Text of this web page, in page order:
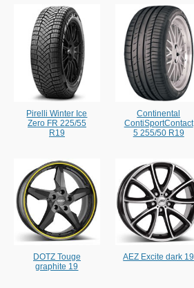
Pirelli Winter Ice
Zero FR 225/55
R19
Continental
ContiSportContact
5 255/50 R19
DOTZ Touge
graphite 19
AEZ Excite dark 19